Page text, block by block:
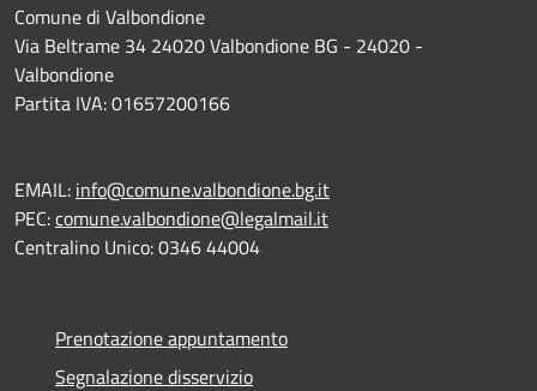
Comune di Valbondione
Via Beltrame 34 24020 Valbondione BG - 24020 -
Valbondione
Partita IVA: 01657200166
EMAIL: info@comune.valbondione.bg.it
PEC:comune.valbondione@legalmail.it
Centralino Unico: 0346 44004
Prenotazione appuntamento
Segnalazione disservizio